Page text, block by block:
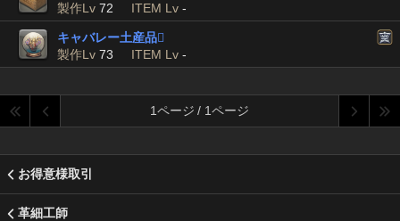
製作Lv 72 ITEM Lv -
キャバレー土産品
製作Lv 73 ITEM Lv -
1ページ / 1ページ
お得意様取引
革細工師